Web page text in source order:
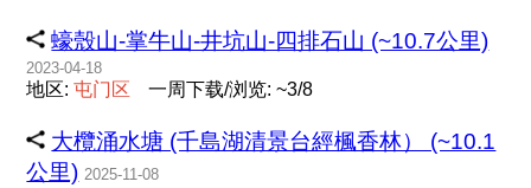
蠔殼山-掌牛山-井坑山-四排石山 (~10.7公里)
2023-04-18
地区:屯门 区 一周下载/浏览: ~3/8
大欖涌水塘 (千島湖清景台經楓香林） (~10.1
公里) 2025-11-08